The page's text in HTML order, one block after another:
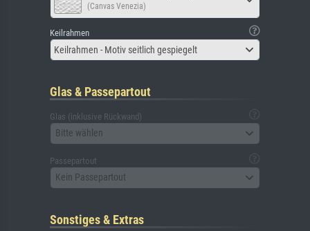
(Canvas Venezia)
Keilrahmen
Keilrahmen - Motiv seitlich gespiegelt
Glas & Passepartout
Glas (inklusive Rückwand)
Bitte wählen
Passepartout
Kein Passepartout
Sonstiges & Extras